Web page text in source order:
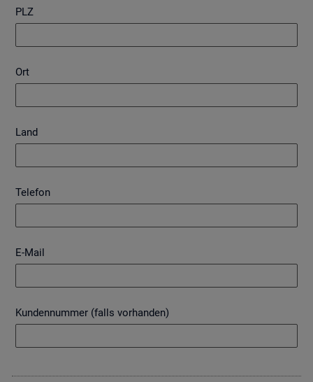
PLZ
Ort
Land
Telefon
E-Mail
Kundennummer (falls vorhanden)